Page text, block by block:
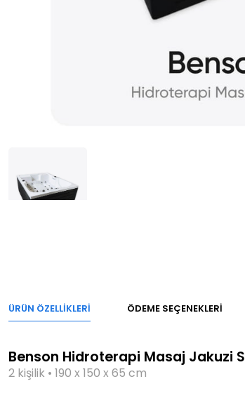
ÜRÜN ÖZELLIKLERI ÖDEME SEÇENEKLERI
Benson Hidroterapi Masaj Jakuzi
2 kişilik • 190 x 150 x 65 cm